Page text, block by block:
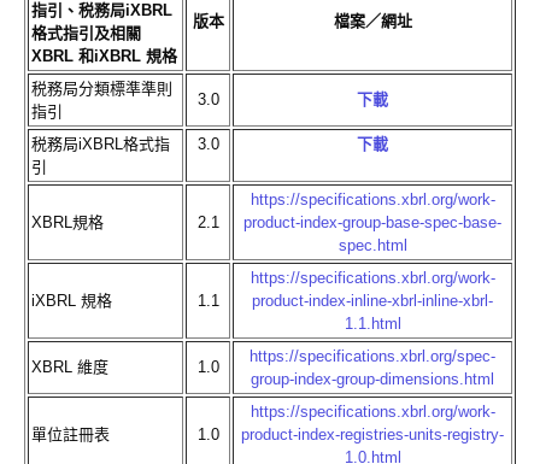
指引、税務局iXBRL
格式指引及相關
XBRL 和iXBRL 規格
版本 檔案／網址
税務局分類標準準則
指引
3.0 下載
税務局iXBRL格式指
引
3.0 下載
XBRL規格 2.1
https://specifications.xbrl.org/work-
product-index-group-base-spec-base-
spec.html
iXBRL 規格 1.1
https://specifications.xbrl.org/work-
product-index-inline-xbrl-inline-xbrl-
1.1.html
XBRL 維度 1.0
https://specifications.xbrl.org/spec-
group-index-group-dimensions.html
單位註冊表 1.0
https://specifications.xbrl.org/work-
product-index-registries-units-registry-
1.0.html